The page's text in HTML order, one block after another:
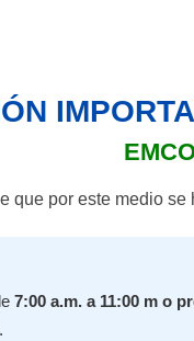
que por este medio se
7:00 a.m. a 11:00 m o